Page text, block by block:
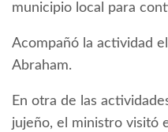
municipio local para
Acompañó la actividad
Abraham.
En otra de las
jujeño, el ministro visitó